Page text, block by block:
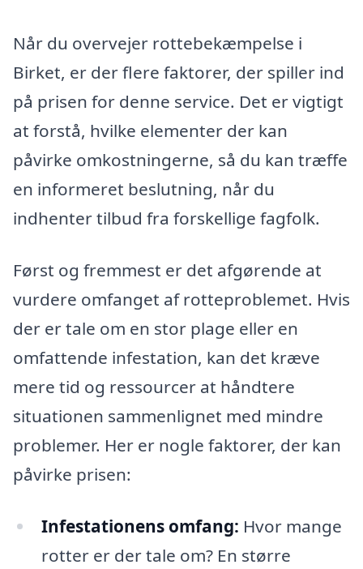
Når du overvejer rottebekæmpelse i
Birket, er der flere faktorer, der spiller ind
på prisen for denne service. Det er vigtigt
at forstå, hvilke elementer der kan
påvirke omkostningerne, så du kan træffe
en informeret beslutning, når du
indhenter tilbud fra forskellige fagfolk.
Først og fremmest er det afgørende at
vurdere omfanget af rotteproblemet. Hvis
der er tale om en stor plage eller en
omfattende infestation, kan det kræve
mere tid og ressourcer at håndtere
situationen sammenlignet med mindre
problemer. Her er nogle faktorer, der kan
påvirke prisen:
Infestationens omfang: Hvor mange
rotter er der tale om? En større